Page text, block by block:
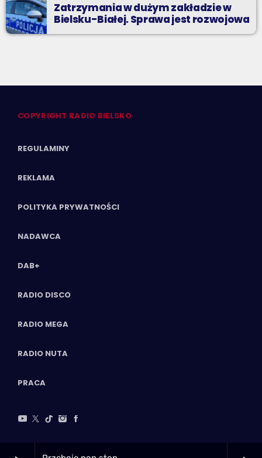
Zatrzymania w dużym zakładzie w
Bielsku-Białej. Sprawa jest rozwojowa
COPYRIGHT RADIO BIELSKO
REGULAMINY
REKLAMA
POLITYKA PRYWATNOŚCI
NADAWCA
DAB+
RADIO DISCO
RADIO MEGA
RADIO NUTA
PRACA